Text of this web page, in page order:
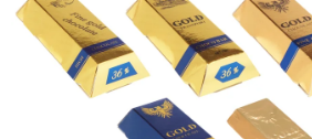
AKTUALITY
KONTAKTE
FUNKČNÍ ČOKOLÁDA